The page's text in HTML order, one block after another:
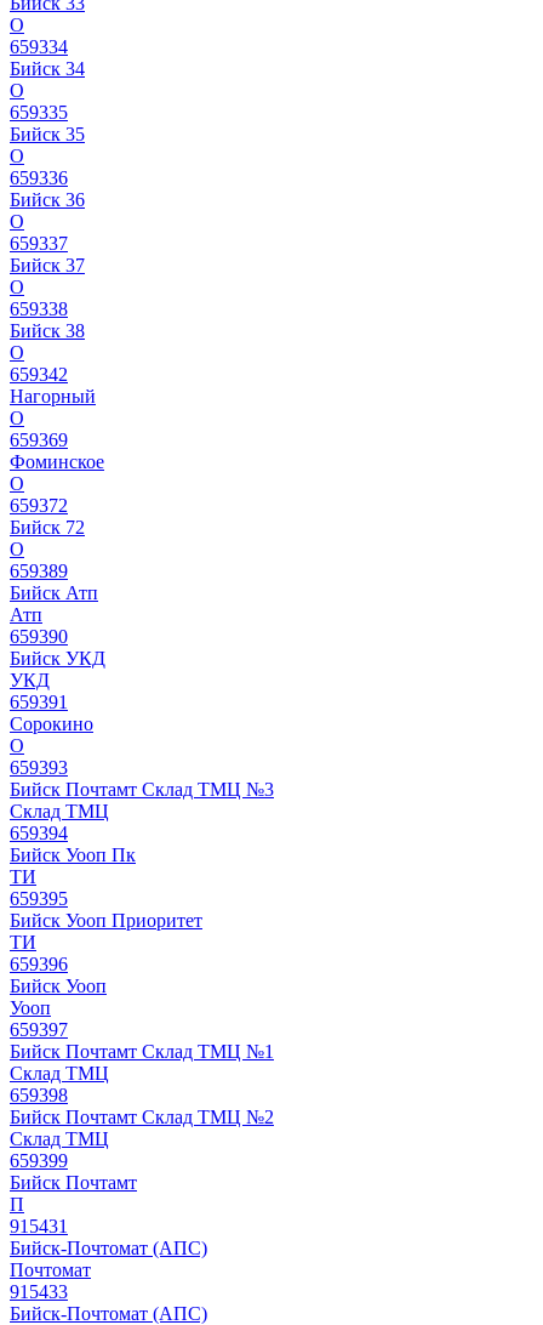
О
659334
Бийск 34
О
659335
Бийск 35
О
659336
Бийск 36
О
659337
Бийск 37
О
659338
Бийск 38
О
659342
Нагорный
О
659369
Фоминское
О
659372
Бийск 72
О
659389
Бийск Атп
Атп
659390
Бийск УКД
УКД
659391
Сорокино
О
659393
Бийск Почтамт Склад ТМЦ №3
Склад ТМЦ
659394
Бийск Уооп Пк
ТИ
659395
Бийск Уооп Приоритет
ТИ
659396
Бийск Уооп
Уооп
659397
Бийск Почтамт Склад ТМЦ №1
Склад ТМЦ
659398
Бийск Почтамт Склад ТМЦ №2
Склад ТМЦ
659399
Бийск Почтамт
П
915431
Бийск-Почтомат (АПС)
Почтомат
915433
Бийск-Почтомат (АПС)